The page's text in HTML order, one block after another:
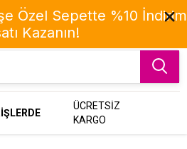
ÜCRETSİZ
KARGO
Özel Sepette %10 İndirim
Kazanın!